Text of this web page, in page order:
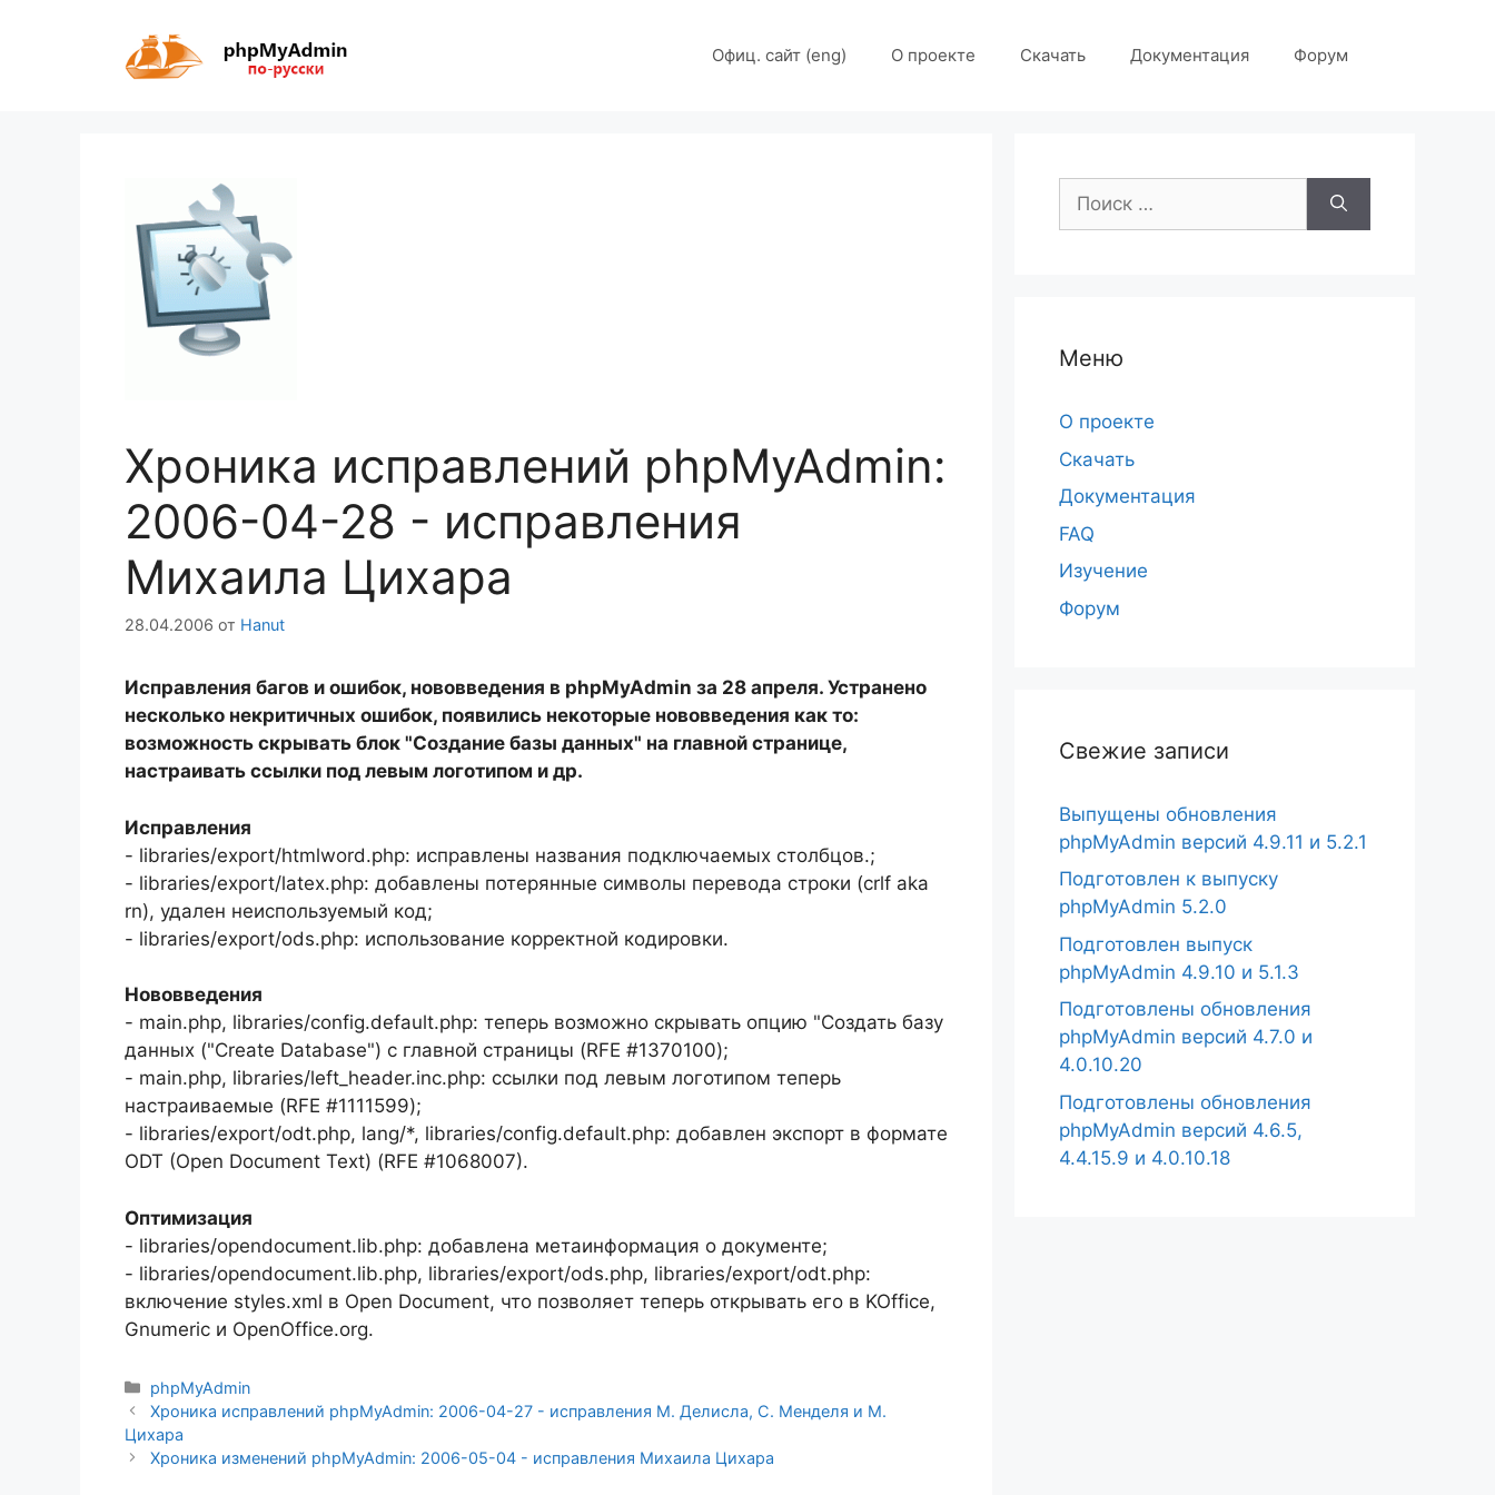
содержимому
Офиц. сайт (eng) О проекте Скачать Документация Форум
Хроника исправлений phpMyAdmin:
2006-04-28 - исправления
Михаила Цихара
28.04.2006 от Hanut
Исправления багов и ошибок, нововведения в phpMyAdmin за 28 апреля. Устранено
несколько некритичных ошибок, появились некоторые нововведения как то:
возможность скрывать блок "Создание базы данных" на главной странице,
настраивать ссылки под левым логотипом и др.
Исправления
- libraries/export/htmlword.php: исправлены названия подключаемых столбцов.;
- libraries/export/latex.php: добавлены потерянные символы перевода строки (crlf aka
rn), удален неиспользуемый код;
- libraries/export/ods.php: использование корректной кодировки.
Нововведения
- main.php, libraries/config.default.php: теперь возможно скрывать опцию "Создать базу
данных ("Create Database") с главной страницы (RFE #1370100);
- main.php, libraries/left_header.inc.php: ссылки под левым логотипом теперь
настраиваемые (RFE #1111599);
- libraries/export/odt.php, lang/*, libraries/config.default.php: добавлен экспорт в формате
ODT (Open Document Text) (RFE #1068007).
Оптимизация
- libraries/opendocument.lib.php: добавлена метаинформация о документе;
- libraries/opendocument.lib.php, libraries/export/ods.php, libraries/export/odt.php:
включение styles.xml в Open Document, что позволяет теперь открывать его в KOffice,
Gnumeric и OpenOffice.org.
Рубрики
phpMyAdmin
Хроника исправлений phpMyAdmin: 2006-04-27 - исправления М. Делисла, С. Менделя и М.
Цихара
Хроника изменений phpMyAdmin: 2006-05-04 - исправления Михаила Цихара
Поиск:
Меню
О проекте
Скачать
Документация
FAQ
Изучение
Форум
Свежие записи
Выпущены обновления
phpMyAdmin версий 4.9.11 и 5.2.1
Подготовлен к выпуску
phpMyAdmin 5.2.0
Подготовлен выпуск
phpMyAdmin 4.9.10 и 5.1.3
Подготовлены обновления
phpMyAdmin версий 4.7.0 и
4.0.10.20
Подготовлены обновления
phpMyAdmin версий 4.6.5,
4.4.15.9 и 4.0.10.18